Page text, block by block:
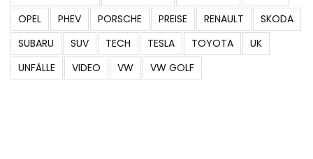
MERCEDES AMG
NEUE AUTOS NEW CARS
NISSAN
OPEL
PHEV PORSCHE PREISE RENAULT
SKODA
SUBARU
SUV TECH TESLA TOYOTA